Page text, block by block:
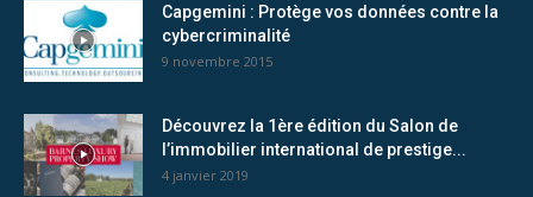
Capgemini : Protège vos données contre la
cybercriminalité
9 novembre 2015
Découvrez la 1ère édition du Salon de
l’immobilier international de prestige...
4 janvier 2019